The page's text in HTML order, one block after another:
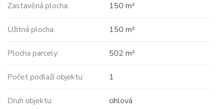
Zastavěná plocha: 150 m²
Užitná plocha: 150 m²
Plocha parcely: 502 m²
Počet podlaží objektu: 1
Druh objektu: cihlová